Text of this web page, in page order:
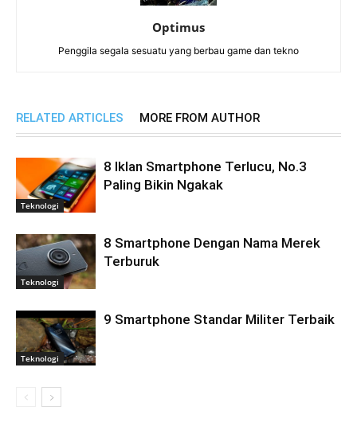
Optimus
Penggila segala sesuatu yang berbau game dan tekno
RELATED ARTICLES MORE FROM AUTHOR
Teknologi
8 Iklan Smartphone Terlucu, No.3
Paling Bikin Ngakak
Teknologi
8 Smartphone Dengan Nama Merek
Terburuk
Teknologi
9 Smartphone Standar Militer Terbaik